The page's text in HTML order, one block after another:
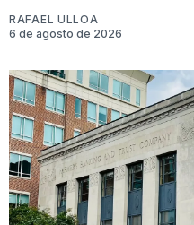
RAFAEL ULLOA
6 de agosto de 2026